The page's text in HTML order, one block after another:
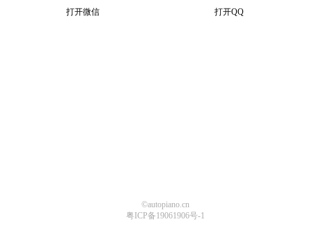
打开微信 打开QQ
©autopiano.cn
粤ICP备19061906号-1